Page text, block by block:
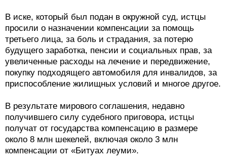
В иске, который был подан в окружной суд, истцы
просили о назначении компенсации за помощь
третьего лица, за боль и страдания, за потерю
будущего заработка, пенсии и социальных прав, за
увеличенные расходы на лечение и передвижение,
покупку подходящего автомобиля для инвалидов, за
приспособление жилищных условий и многое другое.
В результате мирового соглашения, недавно
получившего силу судебного приговора, истцы
получат от государства компенсацию в размере
около 8 млн шекелей, включая около 3 млн
компенсации от «Битуах леуми».